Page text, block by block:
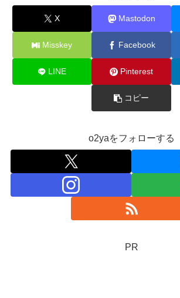
X Mastodon
Misskey Facebook
LINE Pinterest
コピー
o2yaをフォローする
PR